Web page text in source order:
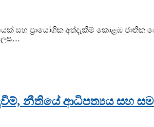
සහ ප්‍රායෝගික අත්දැකීම් කොළඹ
නීතියේ ආධිපත්‍යය සහ